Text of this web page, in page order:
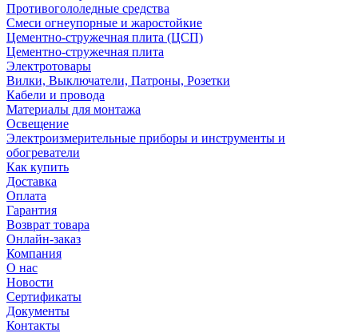
Противогололедные средства
Смеси огнеупорные и жаростойкие
Цементно-стружечная плита (ЦСП)
Цементно-стружечная плита
Электротовары
Вилки, Выключатели, Патроны, Розетки
Кабели и провода
Материалы для монтажа
Освещение
Электроизмерительные приборы и инструменты и
обогреватели
Как купить
Доставка
Оплата
Гарантия
Возврат товара
Онлайн-заказ
Компания
О нас
Новости
Сертификаты
Документы
Контакты